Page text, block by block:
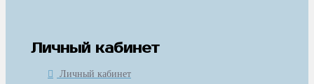
Личный кабинет
Личный кабинет